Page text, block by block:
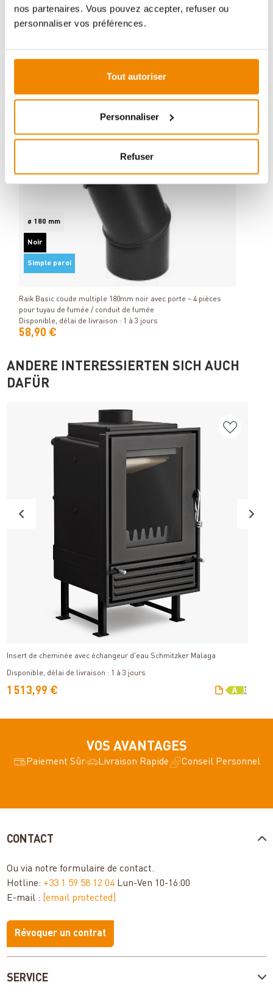
nos partenaires. Vous pouvez accepter, refuser ou
personnaliser vos préférences.
Tout autoriser
Personnaliser
Refuser
ø 180 mm
Noir
Simple paroi
Détails
Raik Basic coude multiple 180mm noir avec porte – 4 pièces
pour tuyau de fumée / conduit de fumée
Disponible, délai de livraison : 1 à 3 jours
58,90 €
ANDERE INTERESSIERTEN SICH AUCH
DAFÜR
Détails
Insert de cheminée avec échangeur d'eau Schmitzker Malaga
Disponible, délai de livraison : 1 à 3 jours
1 513,99 €
VOS AVANTAGES
Paiement Sûr Livraison Rapide Conseil Personnel
SERVICE
CONTACT
Ou via notreformulaire de contact.
Hotline: +33 1 59 58 12 04 Lun-Ven 10-16:00
E-mail : [email protected]
Révoquer un contrat